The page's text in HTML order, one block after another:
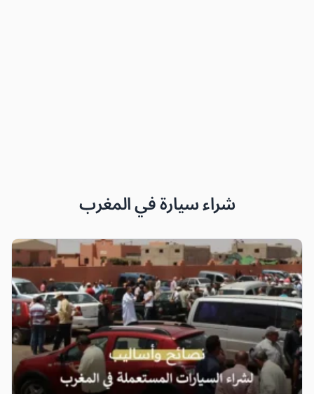
شراء سيارة في المغرب